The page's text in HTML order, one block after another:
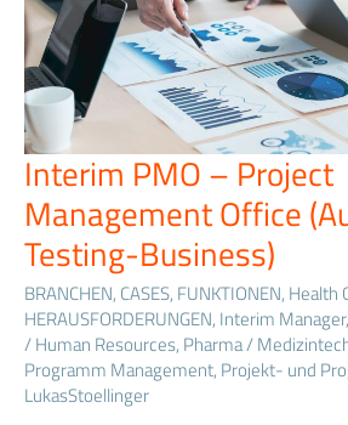
Interim PMO – Project
Management Office
Testing-Business)
BRANCHEN, CASES, FUNKTIONEN, Health
HERAUSFORDERUNGEN, Interim Manager,
/ Human Resources, Pharma /
Programm Management, Projekt- und
LukasStoellinger
Interim
PMO
–
Project
Management
Office
(Aufbau
Covid-
Testing-
Business)